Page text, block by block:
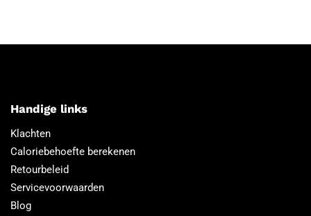
Handige links
Klachten
Caloriebehoefte berekenen
Retourbeleid
Servicevoorwaarden
Blog